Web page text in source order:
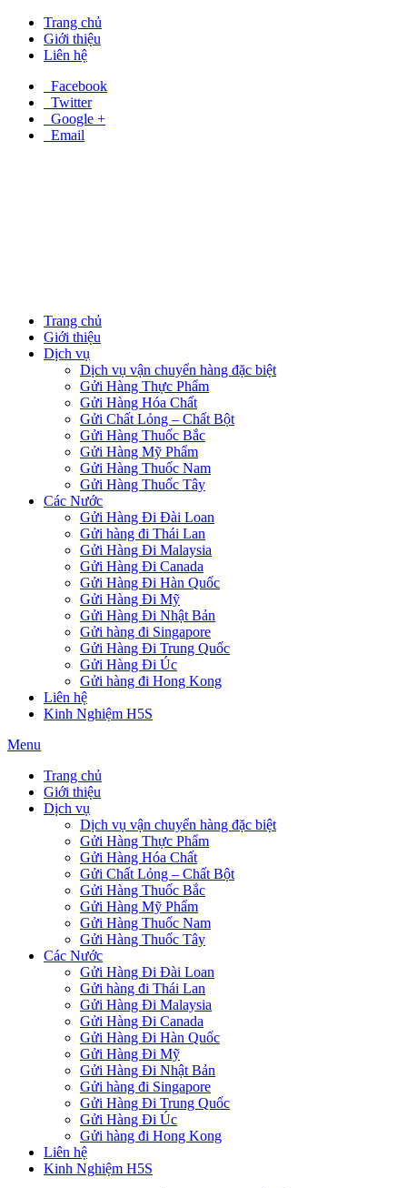
Trang chủ
Giới thiệu
Liên hệ
Facebook
Twitter
Google +
Email
Trang chủ
Giới thiệu
Dịch vụ
Dịch vụ vận chuyển hàng đặc biệt
Gửi Hàng Thực Phẩm
Gửi Hàng Hóa Chất
Gửi Chất Lỏng – Chất Bột
Gửi Hàng Thuốc Bắc
Gửi Hàng Mỹ Phẩm
Gửi Hàng Thuốc Nam
Gửi Hàng Thuốc Tây
Các Nước
Gửi Hàng Đi Đài Loan
Gửi hàng đi Thái Lan
Gửi Hàng Đi Malaysia
Gửi Hàng Đi Canada
Gửi Hàng Đi Hàn Quốc
Gửi Hàng Đi Mỹ
Gửi Hàng Đi Nhật Bản
Gửi hàng đi Singapore
Gửi Hàng Đi Trung Quốc
Gửi Hàng Đi Úc
Gửi hàng đi Hong Kong
Liên hệ
Kinh Nghiệm H5S
Menu
Trang chủ
Giới thiệu
Dịch vụ
Dịch vụ vận chuyển hàng đặc biệt
Gửi Hàng Thực Phẩm
Gửi Hàng Hóa Chất
Gửi Chất Lỏng – Chất Bột
Gửi Hàng Thuốc Bắc
Gửi Hàng Mỹ Phẩm
Gửi Hàng Thuốc Nam
Gửi Hàng Thuốc Tây
Các Nước
Gửi Hàng Đi Đài Loan
Gửi hàng đi Thái Lan
Gửi Hàng Đi Malaysia
Gửi Hàng Đi Canada
Gửi Hàng Đi Hàn Quốc
Gửi Hàng Đi Mỹ
Gửi Hàng Đi Nhật Bản
Gửi hàng đi Singapore
Gửi Hàng Đi Trung Quốc
Gửi Hàng Đi Úc
Gửi hàng đi Hong Kong
Liên hệ
Kinh Nghiệm H5S